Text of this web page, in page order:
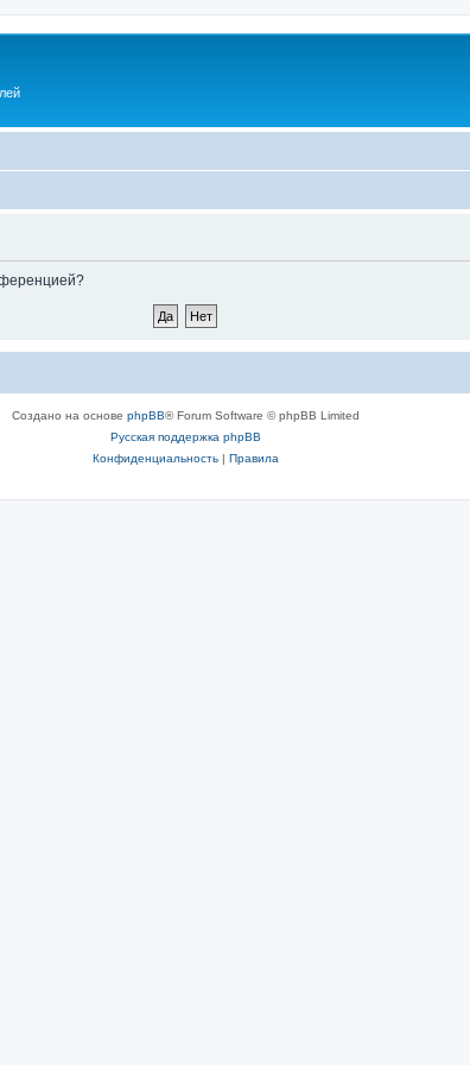
Создано на основе phpBB® Forum Software © phpBB Limited
Русская поддержка phpBB
Конфиденциальность| Правила